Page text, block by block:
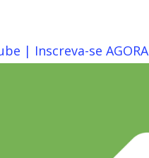
| Inscreva-se AGORA